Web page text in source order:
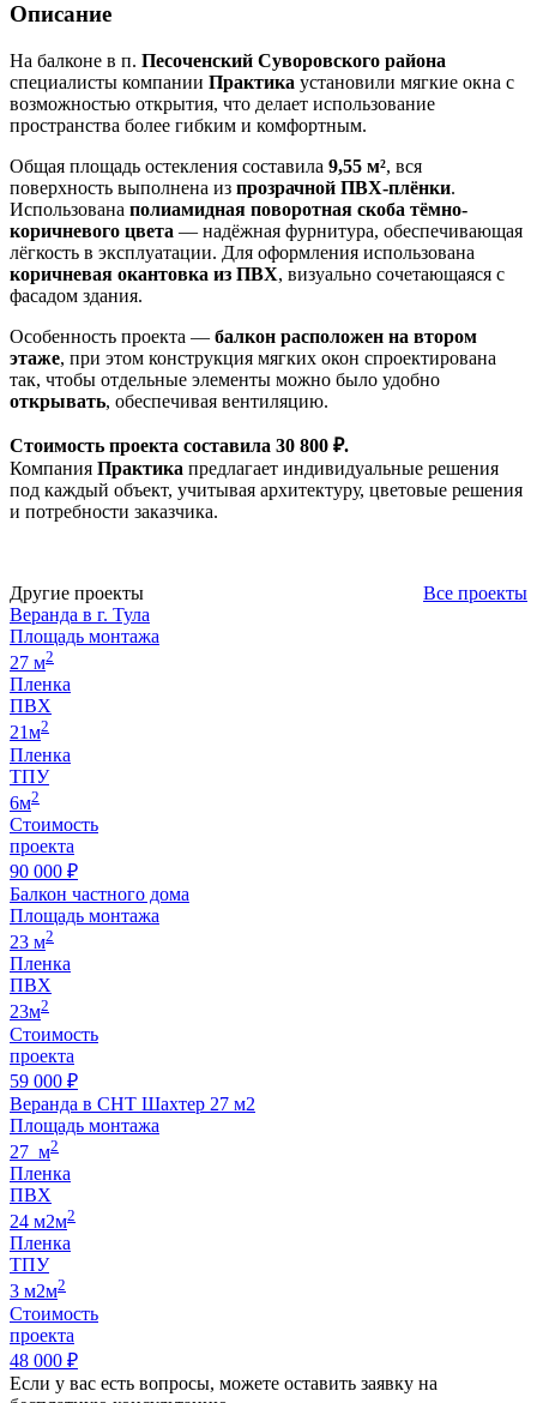
Описание
На балконе в п. Песоченский Суворовского района
специалисты компании Практика установили мягкие окна с
возможностью открытия, что делает использование
пространства более гибким и комфортным.
Общая площадь остекления составила 9,55 м², вся
поверхность выполнена из прозрачной ПВХ-плёнки.
Использована полиамидная поворотная скоба тёмно-
коричневого цвета — надёжная фурнитура, обеспечивающая
лёгкость в эксплуатации. Для оформления использована
коричневая окантовка из ПВХ, визуально сочетающаяся с
фасадом здания.
Особенность проекта — балкон расположен на втором
этаже, при этом конструкция мягких окон спроектирована
так, чтобы отдельные элементы можно было удобно
открывать, обеспечивая вентиляцию.
Стоимость проекта составила 30 800 ₽.
Компания Практика предлагает индивидуальные решения
под каждый объект, учитывая архитектуру, цветовые решения
и потребности заказчика.
Другие проекты
Все проекты
Веранда в г. Тула
Площадь монтажа
27 м2
Пленка
ПВХ
21м2
Пленка
ТПУ
6м2
Стоимость
проекта
90 000 ₽
Балкон частного дома
Площадь монтажа
23 м2
Пленка
ПВХ
23м2
Стоимость
проекта
59 000 ₽
Веранда в СНТ Шахтер 27 м2
Площадь монтажа
27 м2
Пленка
ПВХ
24 м2м2
Пленка
ТПУ
3 м2м2
Стоимость
проекта
48 000 ₽
Если у вас есть вопросы, можете оставить заявку на